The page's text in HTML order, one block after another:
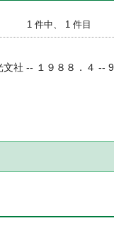
1 件中、 1 件目
社 -- １９８８．４ --